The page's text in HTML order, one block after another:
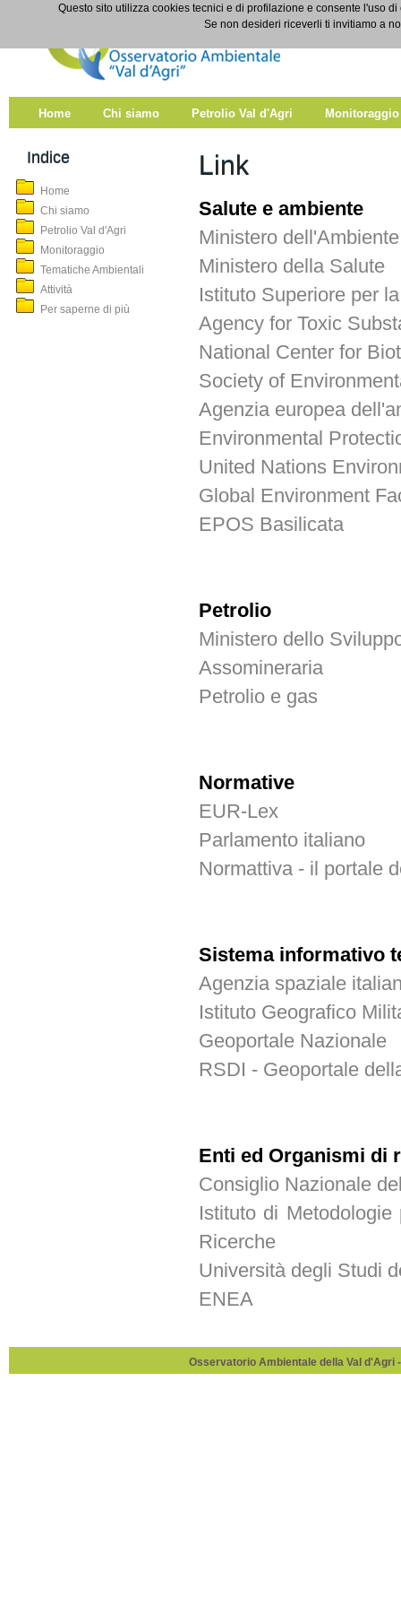
Salta al contenuto
Home Chi siamo Petrolio Val d'Agri Monitoraggio
Indice
Home
Chi siamo
Petrolio Val d'Agri
Monitoraggio
Tematiche Ambientali
Attività
Per saperne di più
Link
Salute e ambiente
Ministero dell'Ambiente
Ministero della Salute
Istituto Superiore per
Agency for Toxic
National Center for
Society of
Agenzia europea
Environmental
United Nations
Global Environment
EPOS Basilicata
Petrolio
Ministero dello
Assomineraria
Petrolio e gas
Normative
EUR-Lex
Parlamento italiano
Normattiva - il portale
Sistema informativo
Agenzia spaziale
Istituto Geografico
Geoportale Nazionale
RSDI - Geoportale
Enti ed Organismi di
Consiglio Nazionale
Istituto di
Ricerche
Università degli Studi
ENEA
Osservatorio Ambientale della Val d'Agri
Questo sito utilizza cookies tecnici e di profilazione e consente l'uso
Se non desideri riceverli ti invitiamo a